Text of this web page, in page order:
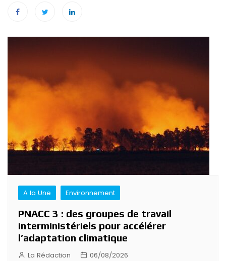
Navigation
de
l’article
A la Une Environnement
PNACC 3 : des groupes de travail
interministériels pour accélérer
l’adaptation climatique
La Rédaction 06/08/2026